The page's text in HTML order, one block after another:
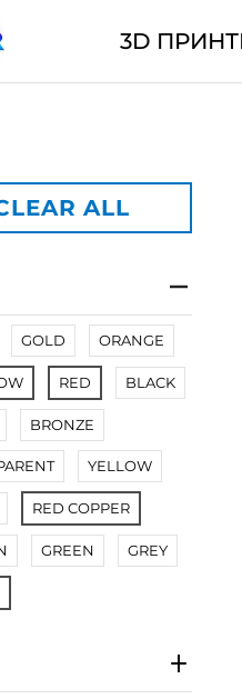
3D
ALL
GOLD ORANGE
RED BLACK
BRONZE
YELLOW
RED COPPER
GREEN GREY